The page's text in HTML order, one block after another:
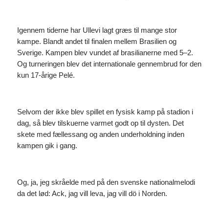
Igennem tiderne har Ullevi lagt græs til mange stor
kampe. Blandt andet til finalen mellem Brasilien og
Sverige. Kampen blev vundet af brasilianerne med 5–2.
Og turneringen blev det internationale gennembrud for den
kun 17-årige Pelé.
Selvom der ikke blev spillet en fysisk kamp på stadion i
dag, så blev tilskuerne varmet godt op til dysten. Det
skete med fællessang og anden underholdning inden
kampen gik i gang.
Og, ja, jeg skråelde med på den svenske nationalmelodi
da det lød: Ack, jag vill leva, jag vill dö i Norden.